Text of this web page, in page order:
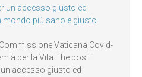
un accesso giusto ed
mondo più sano e giusto
Vaticana Covid-
per la Vita The post Il
accesso giusto ed